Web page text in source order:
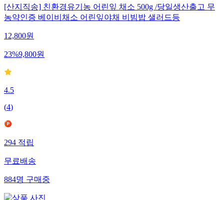
[산지직송] 친환경유기농 어린잎 채소 500g /당일생산출고 무
농약인증 베이비채소 어린잎야채 비빔밥 샐러드등
12,800원
23%9,800원
4.5
(4)
294 적립
무료배송
884명 구매중